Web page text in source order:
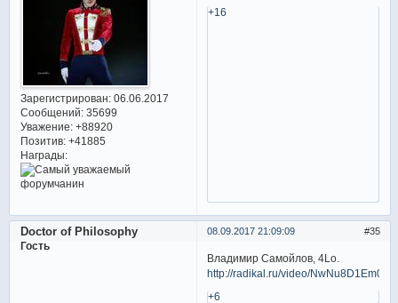
Зарегистрирован: 06.06.2017
Сообщений:35699
Уважение: +88920
Позитив: +41885
Награды:
+16
35
08.09.2017 21:09:09
Doctor of Philosophy
Гость
Владимир Самойлов, 4Lo.
http://radikal.ru/video/NwNu8D1Em02
+6